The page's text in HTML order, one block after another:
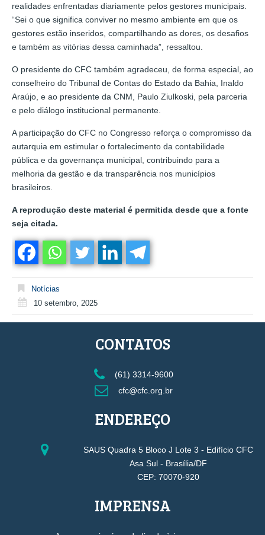
realidades enfrentadas diariamente pelos gestores municipais.
“Sei o que significa conviver no mesmo ambiente em que os
gestores estão inseridos, compartilhando as dores, os desafios
e também as vitórias dessa caminhada”, ressaltou.
O presidente do CFC também agradeceu, de forma especial, ao
conselheiro do Tribunal de Contas do Estado da Bahia, Inaldo
Araújo, e ao presidente da CNM, Paulo Ziulkoski, pela parceria
e pelo diálogo institucional permanente.
A participação do CFC no Congresso reforça o compromisso da
autarquia em estimular o fortalecimento da contabilidade
pública e da governança municipal, contribuindo para a
melhoria da gestão e da transparência nos municípios
brasileiros.
A reprodução deste material é permitida desde que a fonte
seja citada.
Notícias
10 setembro, 2025
CONTATOS
(61) 3314-9600
cfc@cfc.org.br
ENDEREÇO
SAUS Quadra 5 Bloco J Lote 3 - Edifício CFC
Asa Sul - Brasília/DF
CEP: 70070-920
IMPRENSA